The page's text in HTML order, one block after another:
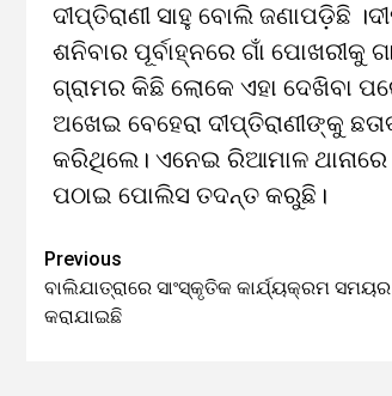
ଦୀପ୍ତିରାଣୀ ସାହୁ ବୋଲି ଜଣାପଡ଼ିଛି
ଶନିବାର ପୂର୍ବାହ୍ନରେ ଗାଁ ପୋଖରୀକୁ
ଗ୍ରାମର କିଛି ଲୋକେ ଏହା ଦେଖିବା
ଅଖେଇ ବେହେରା ଦୀପ୍ତିରାଣୀଙ୍କୁ
କରିଥିଲେ। ଏନେଇ ରିଆମାଳ
ପଠାଇ ପୋଲିସ ତଦନ୍ତ କରୁଛି।
Continue
Reading
Previous
ବାଲିଯାତ୍ରାରେ ସାଂସ୍କୃତିକ କାର୍ଯ୍ୟକ୍ରମ
କରାଯାଇଛି